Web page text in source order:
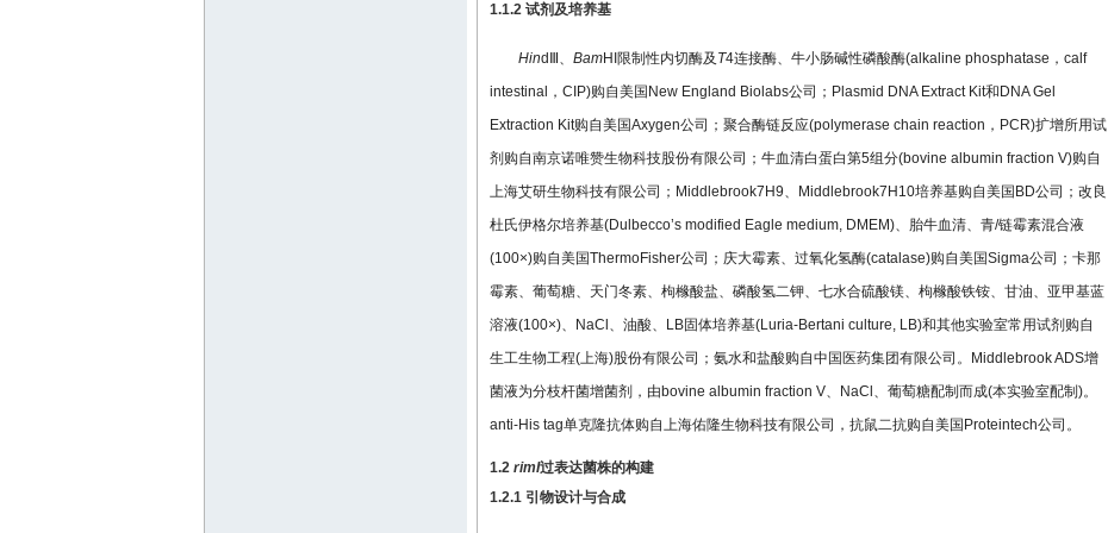
1.1.2 试剂及培养基
HindⅢ、 BamHI限制性内切酶及 T4连接酶、牛小肠碱性磷酸酶(alkaline phosphatase，calf
intestinal，CIP)购自美国New England Biolabs公司；Plasmid DNA Extract Kit和DNA Gel
Extraction Kit购自美国Axygen公司；聚合酶链反应(polymerase chain reaction，PCR)扩增所用试
剂购自南京诺唯赞生物科技股份有限公司；牛血清白蛋白第5组分(bovine albumin fraction V)购自
上海艾研生物科技有限公司；Middlebrook7H9、Middlebrook7H10培养基购自美国BD公司；改良
杜氏伊格尔培养基(Dulbecco’s modified Eagle medium, DMEM)、胎牛血清、青/链霉素混合液
(100×)购自美国ThermoFisher公司；庆大霉素、过氧化氢酶(catalase)购自美国Sigma公司；卡那
霉素、葡萄糖、天门冬素、枸橼酸盐、磷酸氢二钾、七水合硫酸镁、枸橼酸铁铵、甘油、亚甲基蓝
溶液(100×)、NaCl、油酸、LB固体培养基(Luria-Bertani culture, LB)和其他实验室常用试剂购自
生工生物工程(上海)股份有限公司；氨水和盐酸购自中国医药集团有限公司。Middlebrook ADS增
菌液为分枝杆菌增菌剂，由bovine albumin fraction V、NaCl、葡萄糖配制而成(本实验室配制)。
anti-His tag单克隆抗体购自上海佑隆生物科技有限公司，抗鼠二抗购自美国Proteintech公司。
1.2 rimI过表达菌株的构建
1.2.1 引物设计与合成